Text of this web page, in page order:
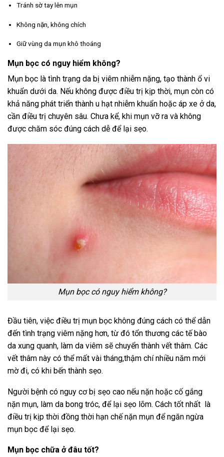
Tránh sờ tay lên mụn
Không nặn, không chích
Giữ vùng da mụn khô thoáng
Mụn bọc có nguy hiểm không?
Mụn bọc là tình trạng da bị viêm nhiễm nặng, tạo thành ổ vi
khuẩn dưới da. Nếu không được điều trị kịp thời, mụn còn có
khả năng phát triển thành u hạt nhiễm khuẩn hoặc áp xe ở da,
cần điều trị chuyên sâu. Chưa kể, khi mụn vỡ ra và không
được chăm sóc đúng cách dễ để lại sẹo.
Mụn bọc có nguy hiểm không?
Đầu tiên, việc điều trị mụn bọc không đúng cách có thể dẫn
đến tình trạng viêm nặng hơn, từ đó tổn thương các tế bào
da xung quanh, làm da viêm sẽ chuyển thành vết thâm. Các
vết thâm này có thể mất vài tháng,thậm chí nhiều năm mới
mờ đi, có khi bến thành sẹo.
Người bệnh có nguy cơ bị sẹo cao nếu nặn hoặc cố gắng
nặn mụn, làm da bong tróc, để lại sẹo lõm. Cách tốt nhất là
điều trị kịp thời đồng thời hạn chế nặn mụn để ngăn ngừa
mụn bọc để lại sẹo.
Mụn bọc chữa ở đâu tốt?